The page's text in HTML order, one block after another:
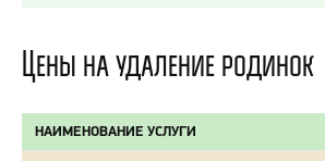
Цены на удаление родинок
НАИМЕНОВАНИЕ УСЛУГИ